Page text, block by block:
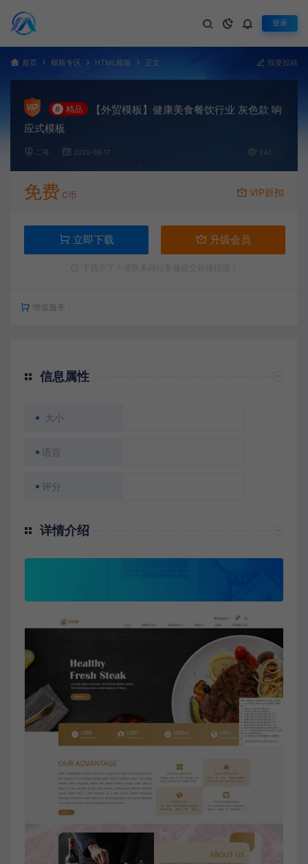
登录
首页 模板专区 HTML模板 正文 我要投稿
# 精品
【外贸模板】健康美食餐饮行业 灰色款 响
应式模板
二哥 2025-08-17 242
免费 C币 VIP折扣
立即下载 升级会员
增值服务：
信息属性
大小
语言
评分
详情介绍